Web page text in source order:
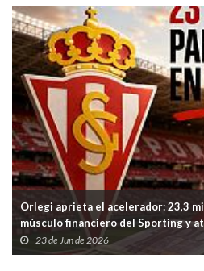
Orlegi aprieta el acelerador: 23,3
músculo financiero del Sporting y
23 de Jun de 2026